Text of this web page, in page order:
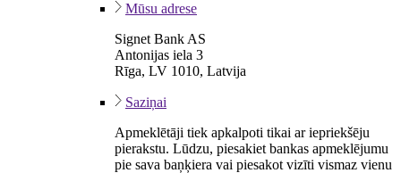
Mūsu adrese
Signet Bank AS
Antonijas iela 3
Rīga, LV 1010, Latvija
Saziņai
Apmeklētāji tiek apkalpoti tikai ar iepriekšēju
pierakstu. Lūdzu, piesakiet bankas apmeklējumu
pie sava baņķiera vai piesakot vizīti vismaz vienu